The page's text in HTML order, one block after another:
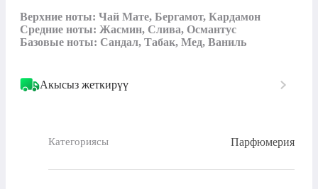
Верхние ноты: Чай Мате, Бергамот, Кардамон
Средние ноты: Жасмин, Слива, Османтус
Базовые ноты: Сандал, Табак, Мед, Ваниль
Акысыз жеткирүү
Категориясы Парфюмерия